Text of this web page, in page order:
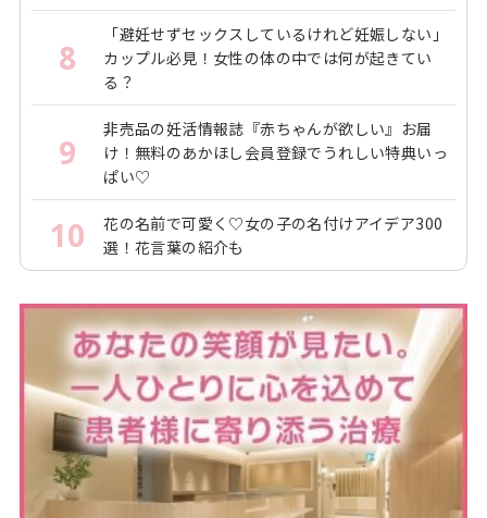
8
「避妊せずセックスしているけれど妊娠しない」
カップル必見！女性の体の中では何が起きてい
る？
9
非売品の妊活情報誌『赤ちゃんが欲しい』お届
け！無料のあかほし会員登録でうれしい特典いっ
ぱい♡
10
花の名前で可愛く♡女の子の名付けアイデア300
選！花言葉の紹介も